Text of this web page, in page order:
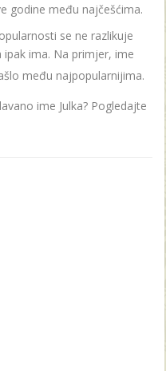
godine među najčešćima.
se ne razlikuje
ima. Na primjer, ime
među najpopularnijima.
ime Julka? Pogledajte